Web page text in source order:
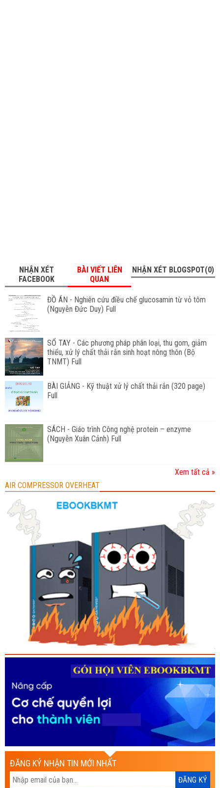
NHẬN XÉT
FACEBOOK
BÀI VIẾT LIÊN
QUAN
NHẬN XÉT BLOGSPOT(0)
ĐỒ ÁN - Nghiên cứu điều chế glucosamin từ vỏ tôm
(Nguyễn Đức Duy) Full
SỔ TAY - Các phương pháp phân loại, thu gom, giảm
thiểu, xử lý chất thải rắn sinh hoạt nông thôn (Bộ
TNMT) Full
BÀI GIẢNG - Kỹ thuật xử lý chất thải rắn (320 page)
Full
SÁCH - Giáo trình Công nghệ protein – enzyme
(Nguyễn Xuân Cảnh) Full
Xem tất cả »
AIR COMPRESSOR OVERHEAT
ĐĂNG KÝ NHẬN TIN MỚI NHẤT